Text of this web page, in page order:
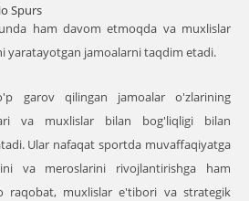
Spurs
ham davom etmoqda va muxlislar
yaratayotgan jamoalarni taqdim etadi.
garov qilingan jamoalar o'zlarining
va muxlislar bilan bog'liqligi bilan
Ular nafaqat sportda muvaffaqiyatga
va meroslarini rivojlantirishga ham
raqobat, muxlislar e'tibori va strategik